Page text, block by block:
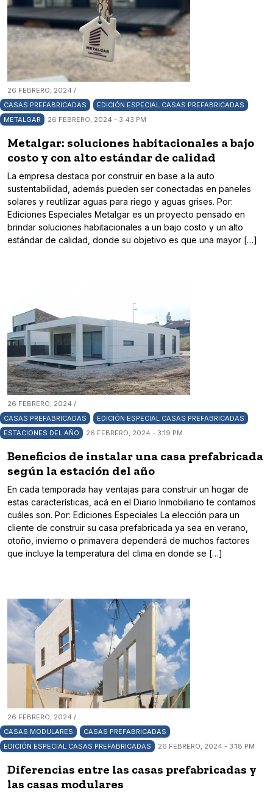
26 FEBRERO, 2024 /
CASAS PREFABRICADAS
EDICIÓN ESPECIAL CASAS PREFABRICADAS
METALGAR
26 FEBRERO, 2024 - 3:43 PM
Metalgar: soluciones habitacionales a bajo
costo y con alto estándar de calidad
La empresa destaca por construir en base a la auto
sustentabilidad, además pueden ser conectadas en paneles
solares y reutilizar aguas para riego y aguas grises. Por:
Ediciones Especiales Metalgar es un proyecto pensado en
brindar soluciones habitacionales a un bajo costo y un alto
estándar de calidad, donde su objetivo es que una mayor […]
26 FEBRERO, 2024 /
CASAS PREFABRICADAS
EDICIÓN ESPECIAL CASAS PREFABRICADAS
ESTACIONES DEL AÑO
26 FEBRERO, 2024 - 3:19 PM
Beneficios de instalar una casa prefabricada
según la estación del año
En cada temporada hay ventajas para construir un hogar de
estas características, acá en el Diario Inmobiliario te contamos
cuáles son. Por: Ediciones Especiales La elección para un
cliente de construir su casa prefabricada ya sea en verano,
otoño, invierno o primavera dependerá de muchos factores
que incluye la temperatura del clima en donde se […]
26 FEBRERO, 2024 /
CASAS MODULARES
CASAS PREFABRICADAS
EDICIÓN ESPECIAL CASAS PREFABRICADAS
26 FEBRERO, 2024 - 3:18 PM
Diferencias entre las casas prefabricadas y
las casas modulares